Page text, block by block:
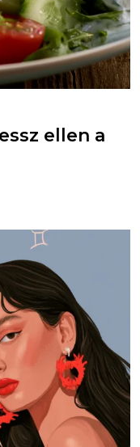
ellen a